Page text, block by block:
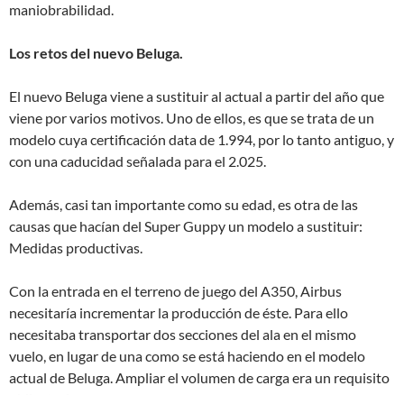
maniobrabilidad.
Los retos del nuevo Beluga.
El nuevo Beluga viene a sustituir al actual a partir del año que
viene por varios motivos. Uno de ellos, es que se trata de un
modelo cuya certificación data de 1.994, por lo tanto antiguo, y
con una caducidad señalada para el 2.025.
Además, casi tan importante como su edad, es otra de las
causas que hacían del Super Guppy un modelo a sustituir:
Medidas productivas.
Con la entrada en el terreno de juego del A350, Airbus
necesitaría incrementar la producción de éste. Para ello
necesitaba transportar dos secciones del ala en el mismo
vuelo, en lugar de una como se está haciendo en el modelo
actual de Beluga. Ampliar el volumen de carga era un requisito